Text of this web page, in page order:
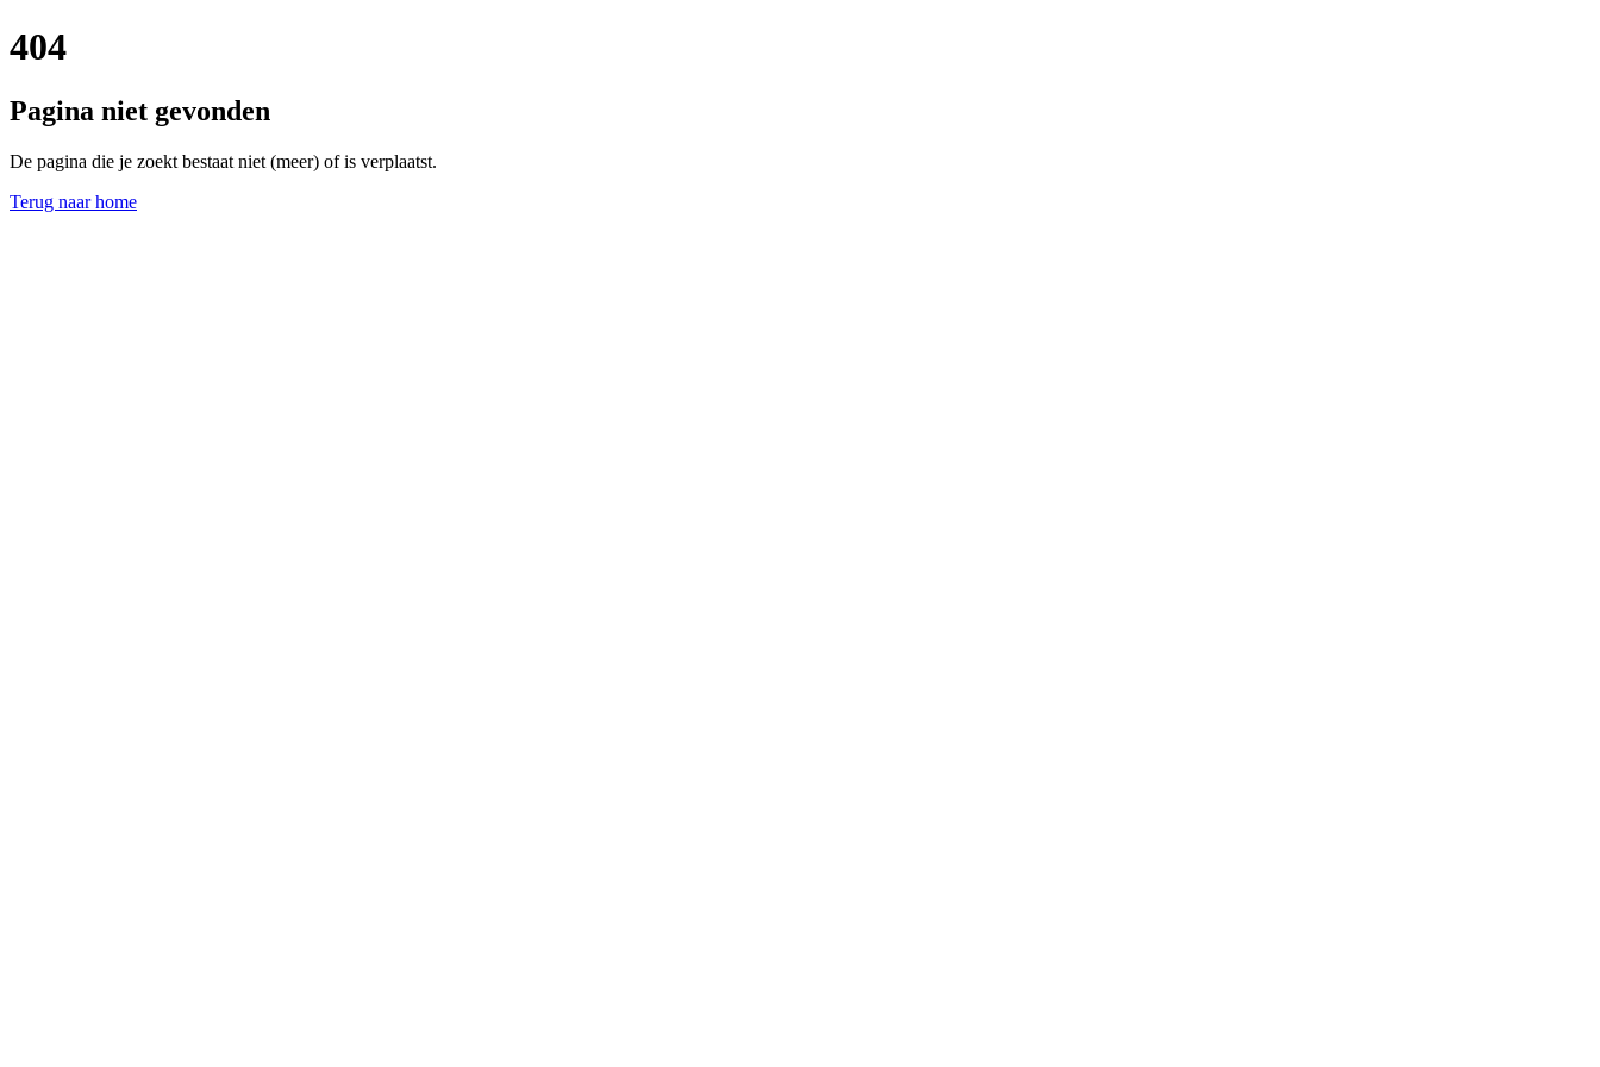
404
Pagina niet gevonden
De pagina die je zoekt bestaat niet (meer) of is verplaatst.
Terug naar home